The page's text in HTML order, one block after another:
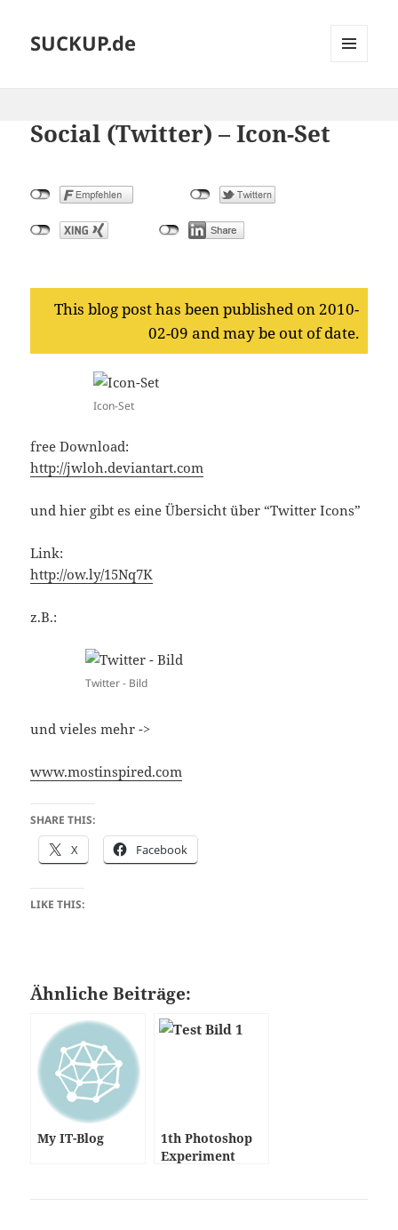
SUCKUP.de
Social (Twitter) – Icon-Set
This blog post has been published on 2010-
02-09 and may be out of date.
Icon-Set
free Download:
http://jwloh.deviantart.com
und hier gibt es eine Übersicht über “Twitter Icons”
Link:
http://ow.ly/15Nq7K
z.B.:
Twitter - Bild
und vieles mehr ->
www.mostinspired.com
SHARE THIS:
X Facebook
LIKE THIS:
Ähnliche Beiträge:
My IT-Blog
1th Photoshop
Experiment